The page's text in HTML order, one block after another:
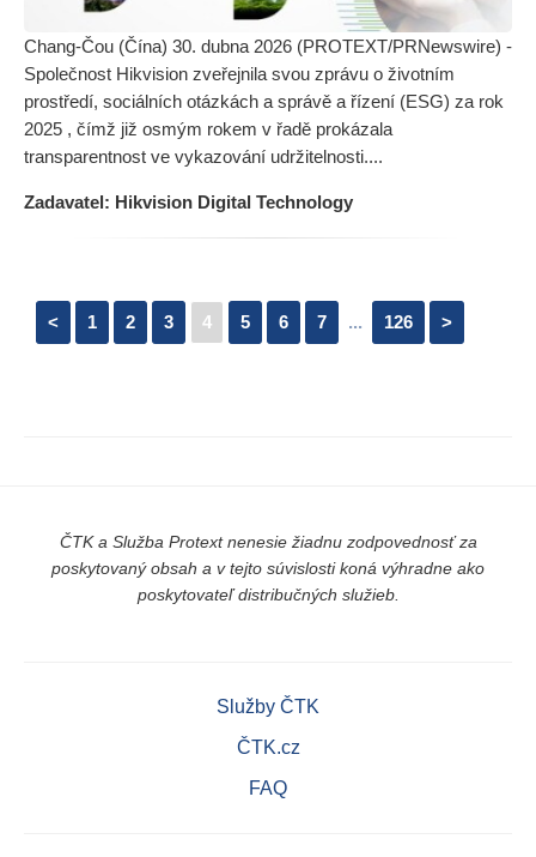
Chang-Čou (Čína) 30. dubna 2026 (PROTEXT/PRNewswire) -
Společnost Hikvision zveřejnila svou zprávu o životním
prostředí, sociálních otázkách a správě a řízení (ESG) za rok
2025 , čímž již osmým rokem v řadě prokázala
transparentnost ve vykazování udržitelnosti....
Zadavatel: Hikvision Digital Technology
< 1 2 3 4 5 6 7 ... 126 >
ČTK a Služba Protext nenesie žiadnu zodpovednosť za
poskytovaný obsah a v tejto súvislosti koná výhradne ako
poskytovateľ distribučných služieb.
Služby ČTK
ČTK.cz
FAQ